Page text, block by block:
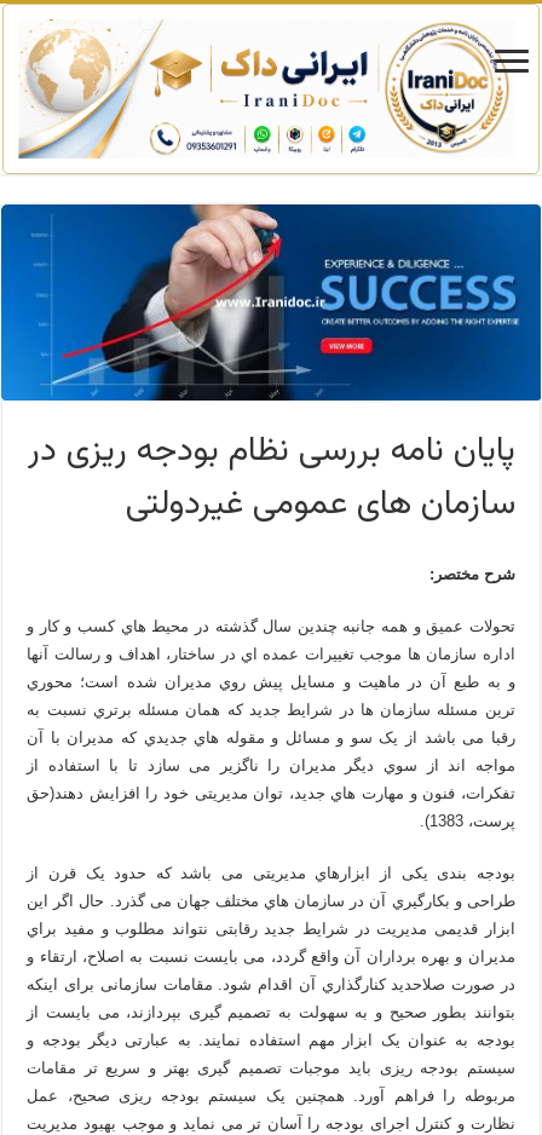
پایان نامه بررسی نظام بودجه ریزی در
سازمان های عمومی غیردولتی
شرح مختصر:
تحولات عمیق و همه جانبه چندین سال گذشته در محیط هاي کسب و کار و
اداره سازمان ها موجب تغییرات عمده اي در ساختار، اهداف و رسالت آنها
و به طبع آن در ماهیت و مسایل پیش روي مدیران شده است؛ محوري
ترین مسئله سازمان ها در شرایط جدید که همان مسئله برتري نسبت به
رقبا می باشد از یک سو و مسائل و مقوله هاي جدیدي که مدیران با آن
مواجه اند از سوي دیگر مدیران را ناگزیر می سازد تا با استفاده از
تفکرات، فنون و مهارت هاي جدید، توان مدیریتی خود را افزایش دهند(حق
پرست، 1383).
بودجه بندی یکی از ابزارهاي مدیریتی می باشد که حدود یک قرن از
طراحی و بکارگیري آن در سازمان هاي مختلف جهان می گذرد. حال اگر این
ابزار قدیمی مدیریت در شرایط جدید رقابتی نتواند مطلوب و مفید براي
مدیران و بهره برداران آن واقع گردد، می بایست نسبت به اصلاح، ارتقاء و
در صورت صلاحدید کنارگذاري آن اقدام شود. مقامات سازمانی برای اینکه
بتوانند بطور صحیح و به سهولت به تصمیم گیری بپردازند، می بایست از
بودجه به عنوان یک ابزار مهم استفاده نمایند. به عبارتی دیگر بودجه و
سیستم بودجه ریزی باید موجبات تصمیم گیری بهتر و سریع تر مقامات
مربوطه را فراهم آورد. همچنین یک سیستم بودجه ریزی صحیح، عمل
نظارت و کنترل اجرای بودجه را آسان تر می نماید و موجب بهبود مدیریت